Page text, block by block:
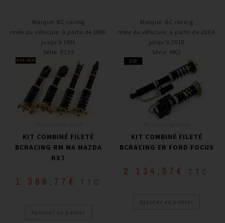
Marque: BC racing
Année du véhicule: à partir de 1986 /
jusqu’à 1991
Série: FC3S
KIT COMBINÉ FILETÉ
BCRACING RM MA MAZDA
RX7
1 388,77 € TTC
Ajouter au panier
Marque: BC racing
Année du véhicule: à partir de 2004 /
jusqu’à 2010
Série: MK2
KIT COMBINÉ FILETÉ
BCRACING ER FORD FOCUS
2 134,57 € TTC
Ajouter au panier